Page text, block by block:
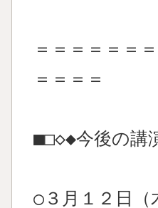
＝＝＝＝＝＝
＝＝＝＝
■□◇◆今後の講
○３月１２日（